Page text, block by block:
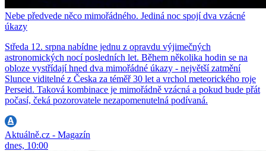
Nebe předvede něco mimořádného. Jediná noc spojí dva vzácné
úkazy
Středa 12. srpna nabídne jednu z opravdu výjimečných
astronomických nocí posledních let. Během několika hodin se na
obloze vystřídají hned dva mimořádné úkazy - největší zatmění
Slunce viditelné z Česka za téměř 30 let a vrchol meteorického roje
Perseid. Taková kombinace je mimořádně vzácná a pokud bude přát
počasí, čeká pozorovatele nezapomenutelná podívaná.
Aktuálně.cz - Magazín
dnes, 10:00